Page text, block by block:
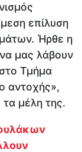
επίλυση
Ήρθε η
μας λάβουν
Τμήμα
αντοχής»,
τα μέλη της.